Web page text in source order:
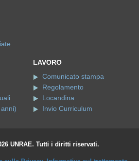
LAVORO
Comunicato stampa
Regolamento
Locandina
Invio Curriculum
UNRAE. Tutti i diritti riservati.